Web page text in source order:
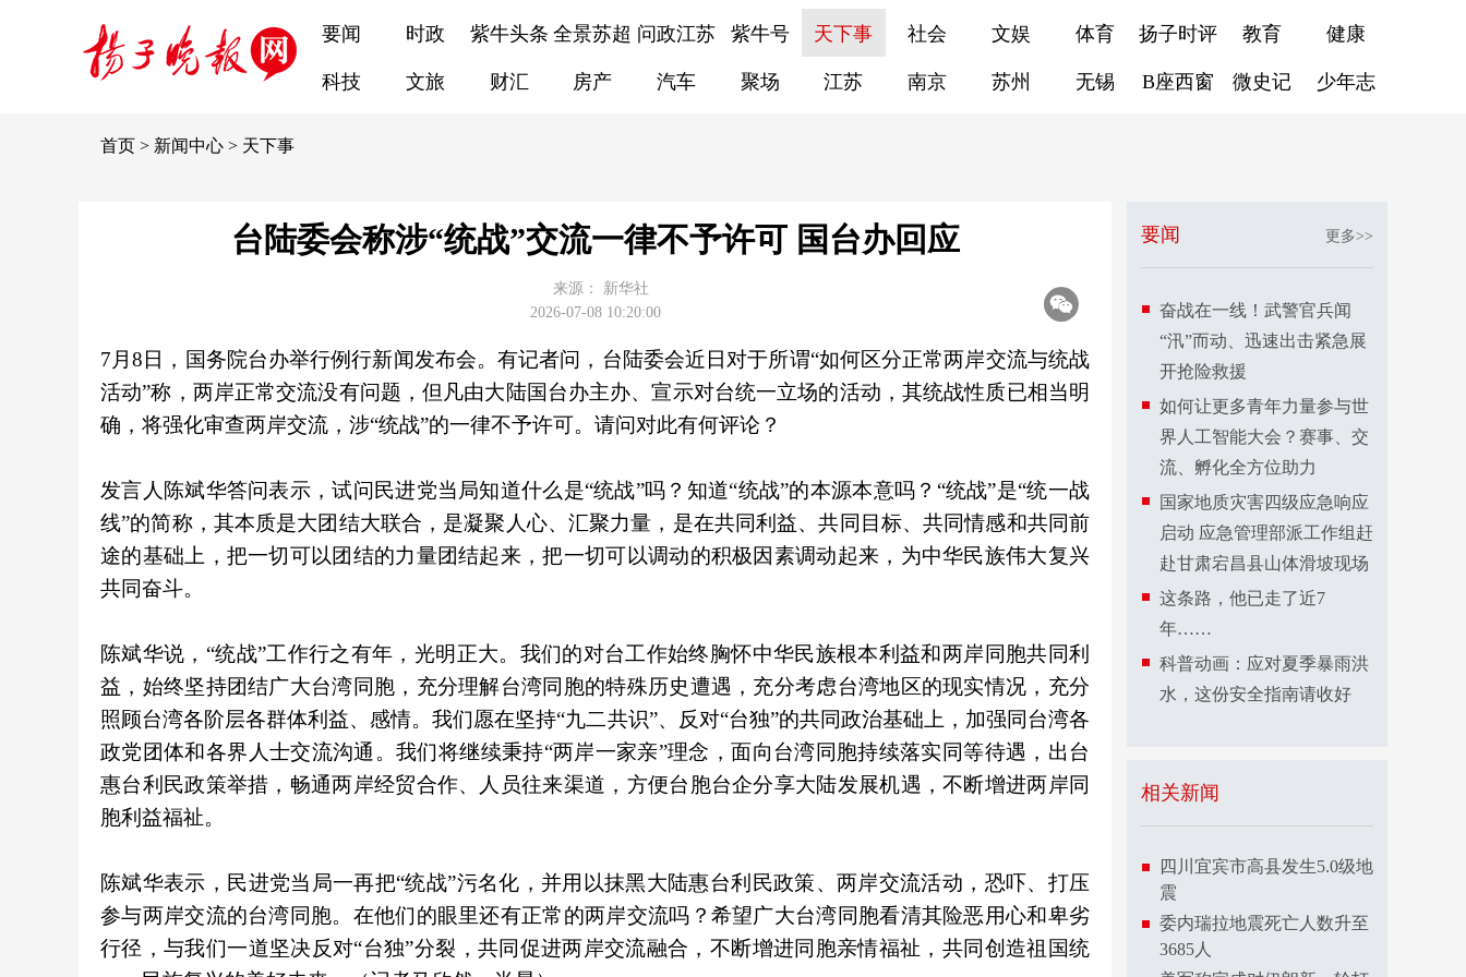
要闻 时政 紫牛头条 全景苏超 问政江苏 紫牛号 天下事 社会 文娱 体育 扬子时评 教育 健康
科技 文旅 财汇 房产 汽车 聚场 江苏 南京 苏州 无锡 B座西窗 微史记 少年志
首页 > 新闻中心 > 天下事
台陆委会称涉“统战”交流一律不予许可 国台办回应
来源：
新华社
2026-07-08 10:20:00
7月8日，国务院台办举行例行新闻发布会。有记者问，台陆委会近日对于所谓“如何区分正常两岸交流与统战
活动”称，两岸正常交流没有问题，但凡由大陆国台办主办、宣示对台统一立场的活动，其统战性质已相当明
确，将强化审查两岸交流，涉“统战”的一律不予许可。请问对此有何评论？
发言人陈斌华答问表示，试问民进党当局知道什么是“统战”吗？知道“统战”的本源本意吗？“统战”是“统一战
线”的简称，其本质是大团结大联合，是凝聚人心、汇聚力量，是在共同利益、共同目标、共同情感和共同前
途的基础上，把一切可以团结的力量团结起来，把一切可以调动的积极因素调动起来，为中华民族伟大复兴
共同奋斗。
陈斌华说，“统战”工作行之有年，光明正大。我们的对台工作始终胸怀中华民族根本利益和两岸同胞共同利
益，始终坚持团结广大台湾同胞，充分理解台湾同胞的特殊历史遭遇，充分考虑台湾地区的现实情况，充分
照顾台湾各阶层各群体利益、感情。我们愿在坚持“九二共识”、反对“台独”的共同政治基础上，加强同台湾各
政党团体和各界人士交流沟通。我们将继续秉持“两岸一家亲”理念，面向台湾同胞持续落实同等待遇，出台
惠台利民政策举措，畅通两岸经贸合作、人员往来渠道，方便台胞台企分享大陆发展机遇，不断增进两岸同
胞利益福祉。
陈斌华表示，民进党当局一再把“统战”污名化，并用以抹黑大陆惠台利民政策、两岸交流活动，恐吓、打压
参与两岸交流的台湾同胞。在他们的眼里还有正常的两岸交流吗？希望广大台湾同胞看清其险恶用心和卑劣
行径，与我们一道坚决反对“台独”分裂，共同促进两岸交流融合，不断增进同胞亲情福祉，共同创造祖国统
要闻 更多>>
奋战在一线！武警官兵闻
“汛”而动、迅速出击紧急展
开抢险救援
如何让更多青年力量参与世
界人工智能大会？赛事、交
流、孵化全方位助力
国家地质灾害四级应急响应
启动 应急管理部派工作组赶
赴甘肃宕昌县山体滑坡现场
这条路，他已走了近7
年……
科普动画：应对夏季暴雨洪
水，这份安全指南请收好
相关新闻
四川宜宾市高县发生5.0级地
震
委内瑞拉地震死亡人数升至
3685人